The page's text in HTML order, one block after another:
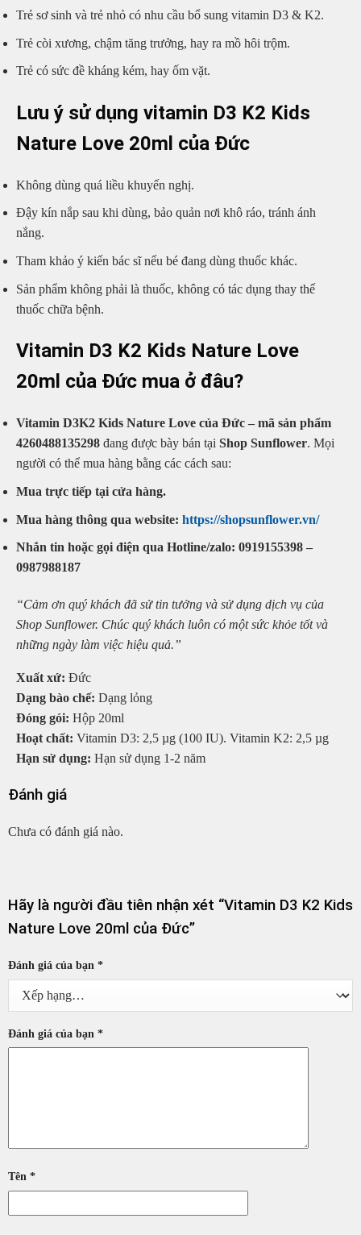
Trẻ sơ sinh và trẻ nhỏ có nhu cầu bổ sung vitamin D3 & K2.
Trẻ còi xương, chậm tăng trưởng, hay ra mồ hôi trộm.
Trẻ có sức đề kháng kém, hay ốm vặt.
Lưu ý sử dụng vitamin D3 K2 Kids
Nature Love 20ml của Đức
Không dùng quá liều khuyến nghị.
Đậy kín nắp sau khi dùng, bảo quản nơi khô ráo, tránh ánh
nắng.
Tham khảo ý kiến bác sĩ nếu bé đang dùng thuốc khác.
Sản phẩm không phải là thuốc, không có tác dụng thay thế
thuốc chữa bệnh.
Vitamin D3 K2 Kids Nature Love
20ml của Đức mua ở đâu?
Vitamin D3K2 Kids Nature Love của Đức – mã sản phẩm
4260488135298 đang được bày bán tại Shop Sunflower. Mọi
người có thể mua hàng bằng các cách sau:
Mua trực tiếp tại cửa hàng.
Mua hàng thông qua website: https://shopsunflower.vn/
Nhắn tin hoặc gọi điện qua Hotline/zalo: 0919155398 –
0987988187
“Cảm ơn quý khách đã sử tin tưởng và sử dụng dịch vụ của
Shop Sunflower. Chúc quý khách luôn có một sức khỏe tốt và
những ngày làm việc hiệu quả.”
Xuất xứ: Đức
Dạng bào chế: Dạng lỏng
Đóng gói: Hộp 20ml
Hoạt chất: Vitamin D3: 2,5 µg (100 IU). Vitamin K2: 2,5 µg
Hạn sử dụng: Hạn sử dụng 1-2 năm
Đánh giá
Chưa có đánh giá nào.
Hãy là người đầu tiên nhận xét “Vitamin D3 K2 Kids
Nature Love 20ml của Đức”
Đánh giá của bạn *
Đánh giá của bạn *
Tên *